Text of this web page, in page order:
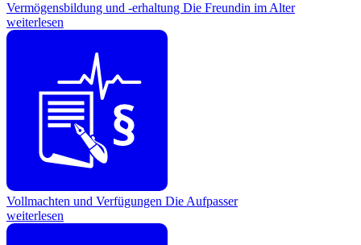
Vermögensbildung und -erhaltung Die Freundin im Alter
weiterlesen
Vollmachten und Verfügungen Die Aufpasser
weiterlesen